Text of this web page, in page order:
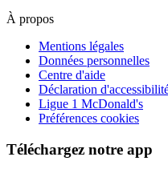
À propos
Mentions légales
Données personnelles
Centre d'aide
Déclaration
Ligue 1 McDonald's
Préférences cookies
Téléchargez notre app